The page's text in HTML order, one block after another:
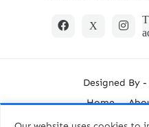
Designed By -
Home